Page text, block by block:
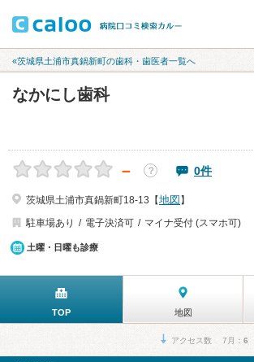
«茨城県土浦市真鍋新町の歯科・歯医者一覧へ
なかにし歯科
－ ？ 0件
茨城県土浦市真鍋新町18-13【地図 】
駐車場あり
電子決済可 マイナ受付 (スマホ可)
土曜・日曜も診療
TOP 地図
アクセス数 7月： 6